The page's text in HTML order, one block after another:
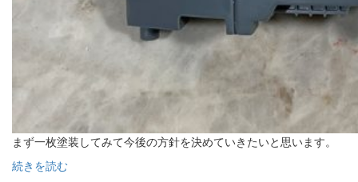
まず一枚塗装してみて今後の方針を決めていきたいと思います。
続きを読む